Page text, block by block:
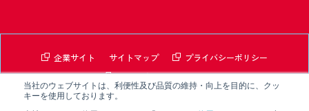
当社のウェブサイトは、利便性及び品質の維持・向上を目的に、クッ
キーを使用しております。
企業サイト サイトマップ
プライバシーポリシー
サイトご利用にあたって
© 2024-2026 NIPPON STEEL Hitachi Systems Solutions, Inc.